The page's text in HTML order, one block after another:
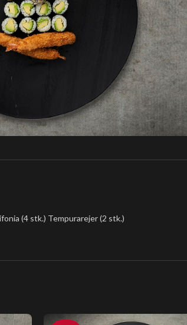
(4 stk.) Tempurarejer (2 stk.)